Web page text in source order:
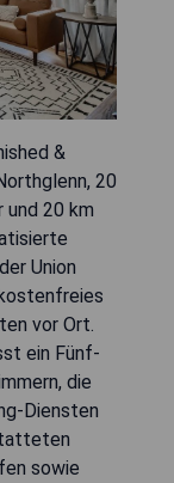
&
20
und 20 km
Union
vor Ort.
ein Fünf-
die
Diensten
sowie